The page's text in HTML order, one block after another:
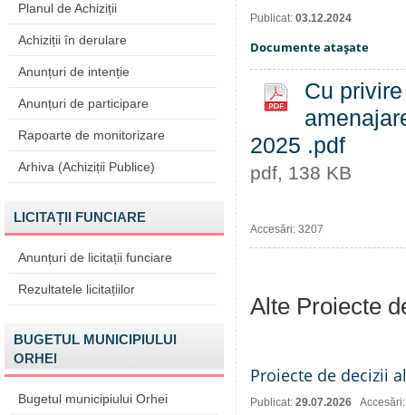
Planul de Achiziții
Achiziții în derulare
Anunțuri de intenție
Anunțuri de participare
Rapoarte de monitorizare
Arhiva (Achiziții Publice)
LICITAȚII FUNCIARE
Anunțuri de licitații funciare
Rezultatele licitațiilor
BUGETUL MUNICIPIULUI
ORHEI
Bugetul municipiului Orhei
Publicat: 03.12.2024
Documente ataşate
Cu
2025 .pdf
pdf, 138 KB
Accesări: 3207
Alte Proiecte
Proiecte de decizii
Publicat: 29.07.2026